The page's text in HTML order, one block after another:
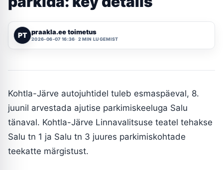
PT praakla.ee toimetus
2026-06-07 16:36 2 MIN LUGEMIST
Kohtla-Järve autojuhtidel tuleb esmaspäeval, 8.
juunil arvestada ajutise parkimiskeeluga Salu
tänaval. Kohtla-Järve Linnavalitsuse teatel tehakse
Salu tn 1 ja Salu tn 3 juures parkimiskohtade
teekatte märgistust.